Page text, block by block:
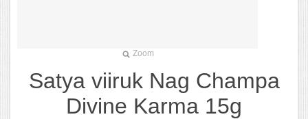
Zoom
Satya viiruk Nag Champa
Divine Karma 15g